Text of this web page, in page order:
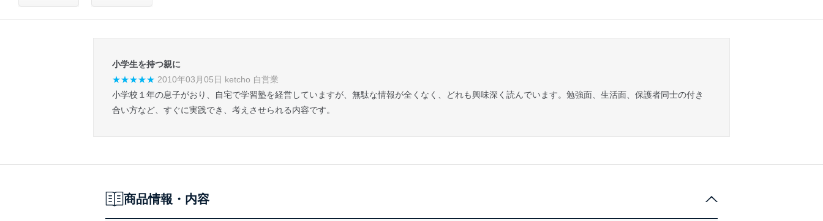
小学生を持つ親に
★★★★★ 2010年03月05日 ketcho 自営業
小学校１年の息子がおり、自宅で学習塾を経営していますが、無駄な情報が全くなく、どれも興味深く読んでいます。勉強面、生活面、保護者同士の付き
合い方など、すぐに実践でき、考えさせられる内容です。
商品情報・内容